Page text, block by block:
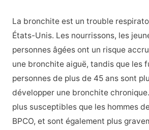
La bronchite est un trouble
États-Unis. Les nourrissons, les
personnes âgées ont un risque
une bronchite aiguë, tandis que les
personnes de plus de 45 ans sont
développer une bronchite
plus susceptibles que les hommes
BPCO, et sont également plus